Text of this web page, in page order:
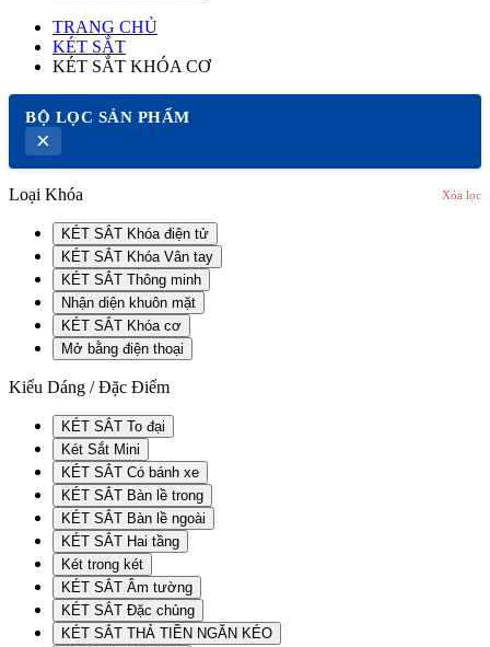
TRANG CHỦ
KÉT SẮT
KÉT SẮT KHÓA CƠ
BỘ LỌC SẢN PHẨM
×
Loại Khóa Xóa lọc
KÉT SẮT Khóa điện tử
KÉT SẮT Khóa Vân tay
KÉT SẮT Thông minh
Nhận diện khuôn mặt
KÉT SẮT Khóa cơ
Mở bằng điện thoại
Kiểu Dáng / Đặc Điểm
KÉT SẮT To đại
Két Sắt Mini
KÉT SẮT Có bánh xe
KÉT SẮT Bàn lề trong
KÉT SẮT Bàn lề ngoài
KÉT SẮT Hai tầng
Két trong két
KÉT SẮT Âm tường
KÉT SẮT Đặc chủng
KÉT SẮT THẢ TIỀN NGĂN KÉO